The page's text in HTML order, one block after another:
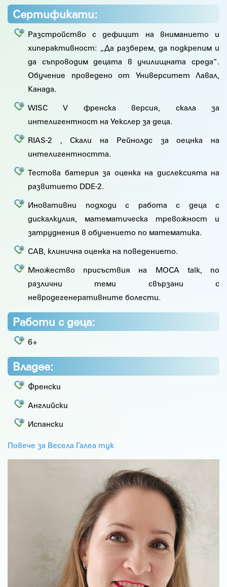
Сертификати:
Разстройство с дефицит на вниманието и
хиперактивност: „Да разберем, да подкрепим и
да съпроводим децата в училищната среда“.
Обучение проведено от Университет Лавал,
Канада.
WISC V френска версия, скала за
интелигентност на Уекслер за деца.
RIAS-2 , Скали на Рейнолдс за оецнка на
интелигентността.
Тестова батерия за оценка на дислексията на
развитието DDE-2.
Иновативни подходи с работа с деца с
дискалкулия, математическа тревожност и
затруднения в обучението по математика.
CAB, клинична оценка на поведението.
Множество присъствия на MOCA talk, по
различни теми свързани с
невродегенеративните болести.
Работи с деца:
6+
Владее:
Френски
Английски
Испански
Повече за Весела Галеа тук